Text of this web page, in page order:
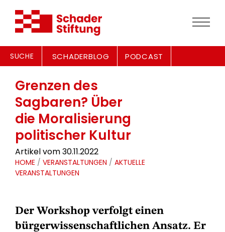
SUCHE SCHADERBLOG PODCAST
Grenzen des
Sagbaren? Über
die Moralisierung
politischer Kultur
Artikel vom 30.11.2022
HOME / VERANSTALTUNGEN / AKTUELLE
VERANSTALTUNGEN
Der Workshop verfolgt einen
bürgerwissenschaftlichen Ansatz. Er